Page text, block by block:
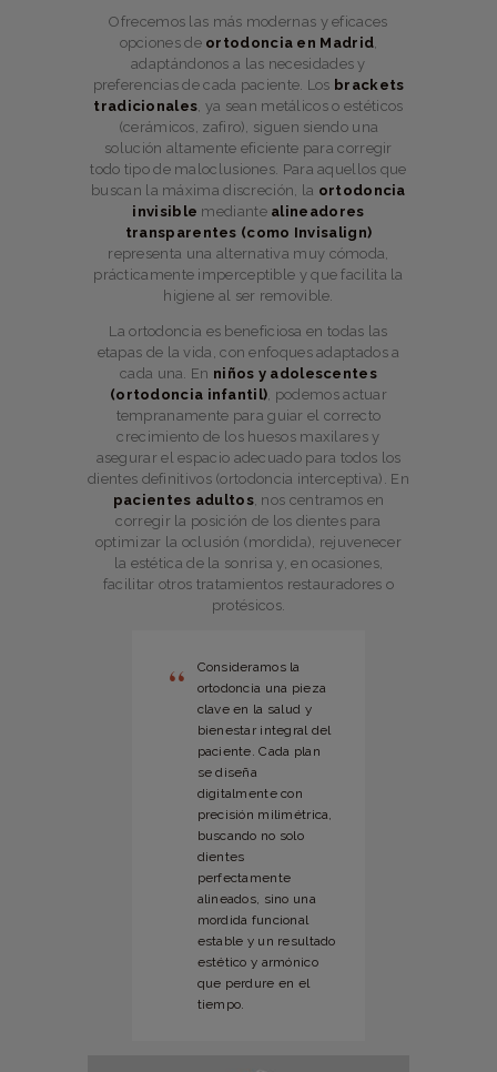
Ofrecemos las más modernas y eficaces
opciones de ortodoncia en Madrid,
adaptándonos a las necesidades y
preferencias de cada paciente. Los brackets
tradicionales, ya sean metálicos o estéticos
(cerámicos, zafiro), siguen siendo una
solución altamente eficiente para corregir
todo tipo de maloclusiones. Para aquellos que
buscan la máxima discreción, la ortodoncia
invisible mediante alineadores
transparentes (como Invisalign)
representa una alternativa muy cómoda,
prácticamente imperceptible y que facilita la
higiene al ser removible.
La ortodoncia es beneficiosa en todas las
etapas de la vida, con enfoques adaptados a
cada una. En niños y adolescentes
(ortodoncia infantil), podemos actuar
tempranamente para guiar el correcto
crecimiento de los huesos maxilares y
asegurar el espacio adecuado para todos los
dientes definitivos (ortodoncia interceptiva). En
pacientes adultos, nos centramos en
corregir la posición de los dientes para
optimizar la oclusión (mordida), rejuvenecer
la estética de la sonrisa y, en ocasiones,
facilitar otros tratamientos restauradores o
protésicos.
Consideramos la
ortodoncia una pieza
clave en la salud y
bienestar integral del
paciente. Cada plan
se diseña
digitalmente con
precisión milimétrica,
buscando no solo
dientes
perfectamente
alineados, sino una
mordida funcional
estable y un resultado
estético y armónico
que perdure en el
tiempo.